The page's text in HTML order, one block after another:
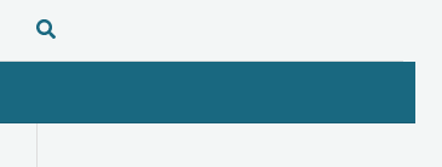
Søg